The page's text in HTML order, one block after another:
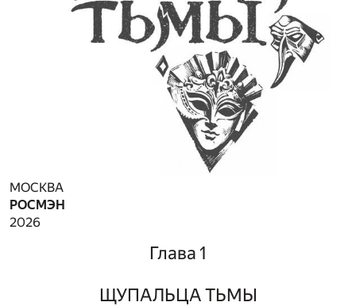
МОСКВА
РОСМЭН
2026
Глава 1
ЩУПАЛЬЦА ТЬМЫ